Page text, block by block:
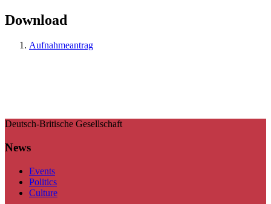
Download
Aufnahmeantrag
Deutsch-Britische Gesellschaft
News
Events
Politics
Culture